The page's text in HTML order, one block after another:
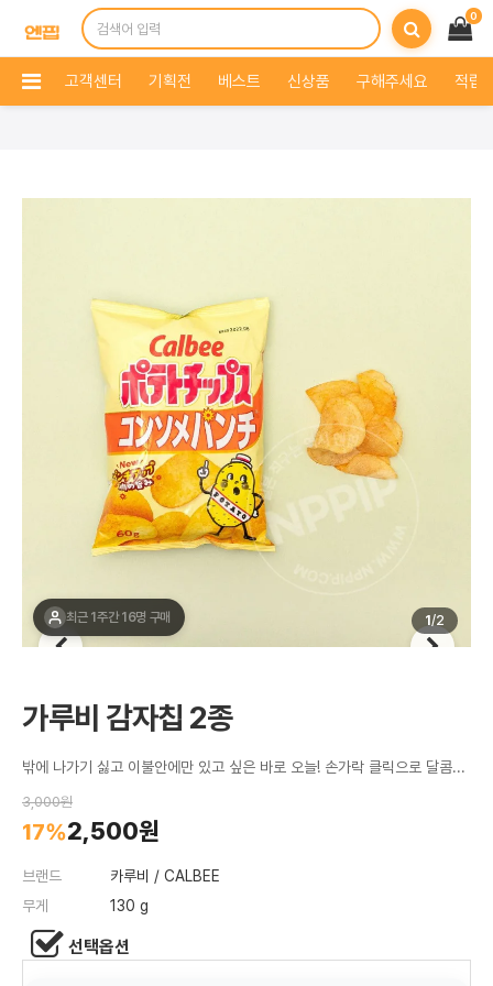
0
고객센터 기획전 베스트 신상품 구해주세요 적립
1 /2
최근 1주간 16명 구매
가루비 감자칩 2종
밖에 나가기 싫고 이불안에만 있고 싶은 바로 오늘! 손가락 클릭으로 달콤한 간식세트를 받아보자!
3,000원
17%2,500원
브랜드
카루비 / CALBEE
무게
130 g
선택옵션